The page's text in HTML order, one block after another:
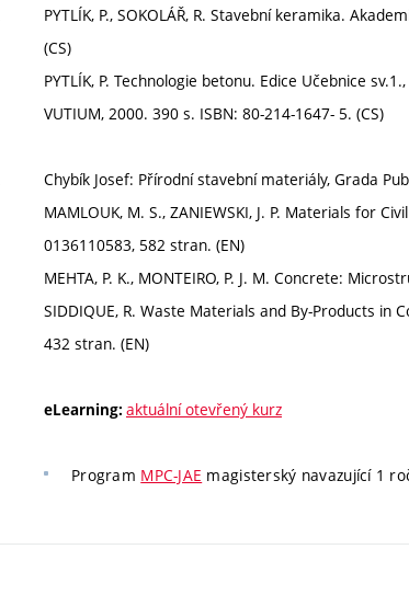
PYTLÍK, P., SOKOLÁŘ, R. Stavební keramika.
(CS)
PYTLÍK, P. Technologie betonu. Edice Učebnice
VUTIUM, 2000. 390 s. ISBN: 80-214-1647- 5. (CS)
Chybík Josef: Přírodní stavební materiály, Grada
MAMLOUK, M. S., ZANIEWSKI, J. P. Materials for
0136110583, 582 stran. (EN)
MEHTA, P. K., MONTEIRO, P. J. M. Concrete:
SIDDIQUE, R. Waste Materials and By-Products in
432 stran. (EN)
eLearning: aktuální otevřený kurz
Program MPC-JAE magisterský navazující 1